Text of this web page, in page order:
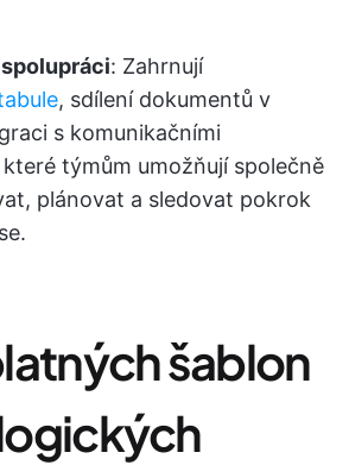
: Zahrnují
, sdílení dokumentů v
s komunikačními
týmům umožňují společně
plánovat a sledovat pokrok
šablon